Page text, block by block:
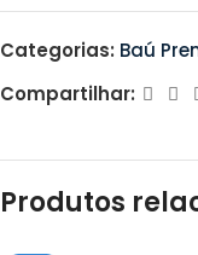
Categorias: Baú
Compartilhar:
Produtos